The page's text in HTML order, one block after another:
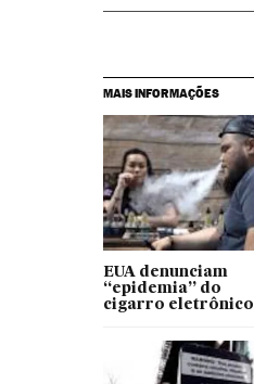
MAIS INFORMAÇÕES
EUA denunciam
“epidemia” do
cigarro eletrônico